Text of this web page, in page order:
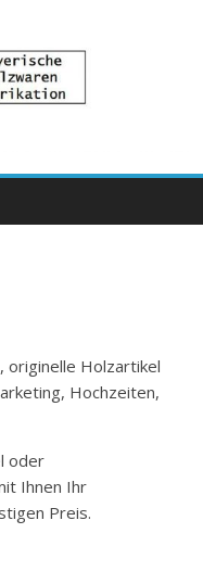
originelle Holzartikel
Hochzeiten,
oder
Ihnen Ihr
Preis.